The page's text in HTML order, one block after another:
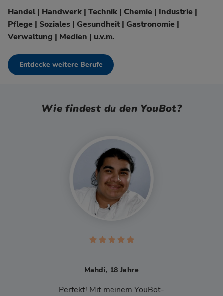
Handel | Handwerk | Technik | Chemie | Industrie |
Pflege | Soziales | Gesundheit | Gastronomie |
Verwaltung | Medien | u.v.m.
Entdecke weitere Berufe
Wie findest du den YouBot?
Mahdi, 18 Jahre
Perfekt! Mit meinem YouBot-